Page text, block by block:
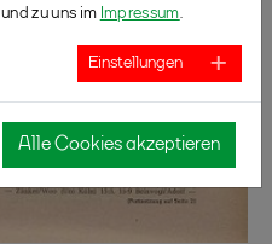
und zu uns im Impressum
Einstellungen
Alle Cookies akzeptieren